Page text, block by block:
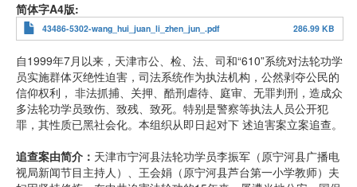
简体字A4版
43486-5302-wang_hui_juan_li_zhen_jun_.pdf 286.99 KB
自1999年7月以来，天津市公、检、法、司和“610”系统对法轮功学
员实施群体灭绝性迫害，司法系统作为执法机构，公然剥夺公民的
信仰权利， 非法抓捕、关押、酷刑虐待、庭审、无罪判刑，造成众
多法轮功学员致伤、致残、致死。特别是警察等执法人员公开犯
罪，其性质已黑社会化。本组织从即日起对下 述迫害案立案追查。
追查案由简介： 天津市宁河县法轮功学员李振军（原宁河县广播电
视局新闻节目主持人）、王会娟（原宁河县芦台第一小学教师）夫